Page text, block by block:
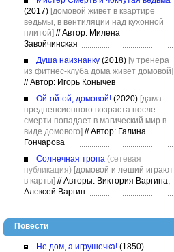
(2017) [домовой живет в квартире
ведьмы, в вентиляции над кухонной
плитой] //Автор: Милена
Завойчинская
Душа наизнанку (2018) [у тренера
из фитнес-клуба дома живет домовой]
//Автор: Игорь Конычев
Ой-ой-ой, домовой! (2020) [дама
предпенсионного возраста после
смерти попадает в магический мир в
виде домового] //Автор: Галина
Гончарова
Солнечная тропа (сетевая
публикация) [домовой и леший играют
в карты] //Авторы: Виктория Варгина,
Алексей Варгин
Повести
Не дом, а игрушечка! (1850)